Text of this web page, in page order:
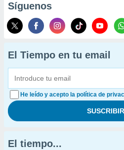
Síguenos
El Tiempo en tu email
He leído y acepto la política de
El tiempo...